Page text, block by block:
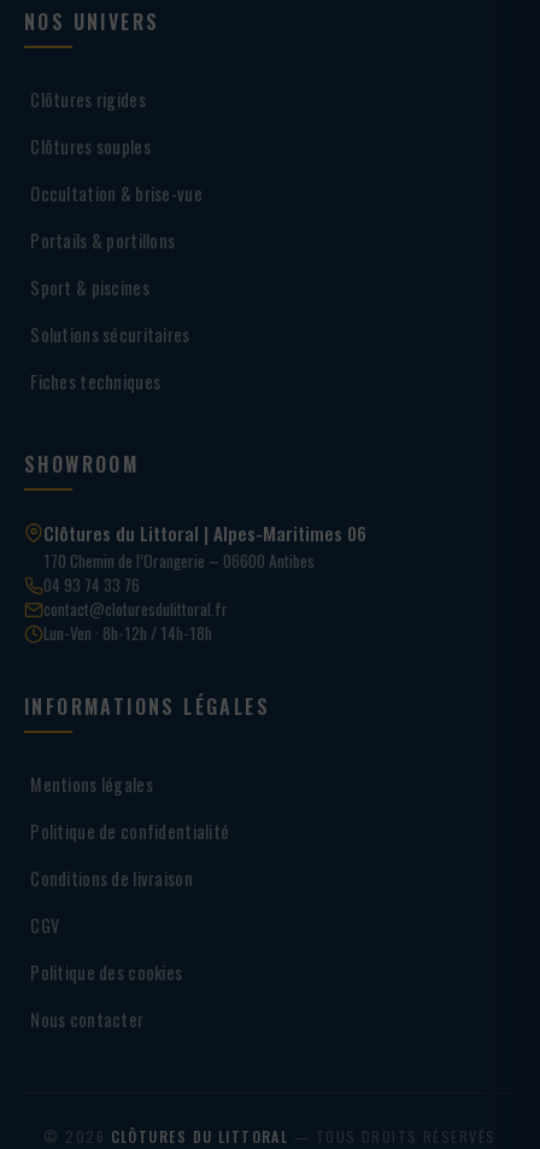
NOS UNIVERS
Clôtures rigides
Clôtures souples
Occultation & brise-vue
Portails & portillons
Sport & piscines
Solutions sécuritaires
Fiches techniques
SHOWROOM
Clôtures du Littoral | Alpes-Maritimes 06
170 Chemin de l’Orangerie – 06600 Antibes
04 93 74 33 76
contact@cloturesdulittoral.fr
Lun-Ven · 8h-12h / 14h-18h
INFORMATIONS LÉGALES
Mentions légales
Politique de confidentialité
Conditions de livraison
CGV
Politique des cookies
Nous contacter
© 2026 CLÔTURES DU LITTORAL — TOUS DROITS RÉSERVÉS